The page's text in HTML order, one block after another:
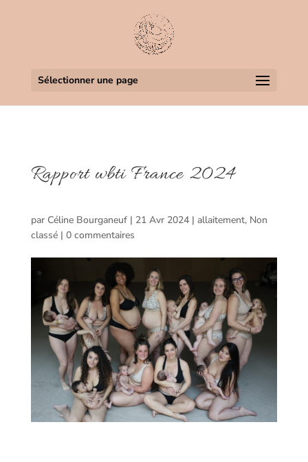
Sélectionner une page
Rapport wbti France 2024
par Céline Bourganeuf| 21 Avr 2024| allaitement, Non
classé| 0 commentaires